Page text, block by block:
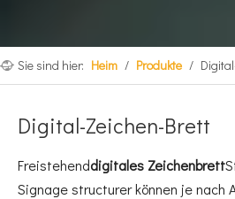
Sie sind hier: Heim / Produkte /
Digital-Zeichen-Brett
Freistehenddigitales Zeichenbrett
Signage structurer können je nach